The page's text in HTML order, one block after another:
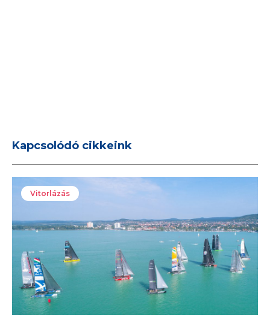
Kapcsolódó cikkeink
Vitorlázás